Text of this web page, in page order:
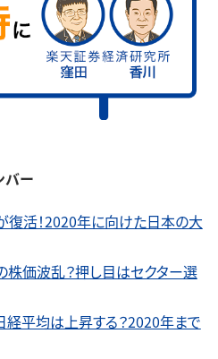
バー
復活！2020年に向けた日本の大
株価波乱？押し目はセクター選
経平均は上昇する？2020年まで